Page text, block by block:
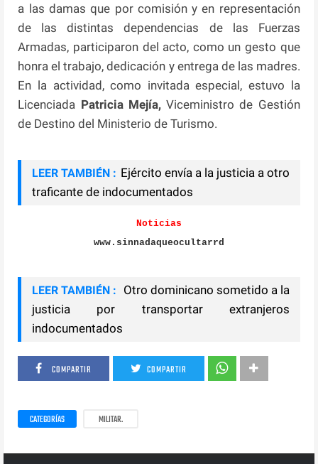
a las damas que por comisión y en representación
de las distintas dependencias de las Fuerzas
Armadas, participaron del acto, como un gesto que
honra el trabajo, dedicación y entrega de las madres.
En la actividad, como invitada especial, estuvo la
Licenciada Patricia Mejía,Viceministro de Gestión
de Destino del Ministerio de Turismo.
LEER TAMBIÉN : Ejército envía a la justicia a otro
traficante de indocumentados
Noticias
www.sinnadaqueocultarrd
LEER TAMBIÉN :
Otro dominicano sometido a la
justicia por transportar extranjeros
indocumentados
COMPARTIR COMPARTIR
CATEGORÍAS MILITAR.